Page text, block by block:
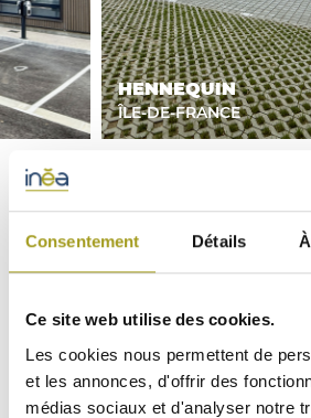
Consentement Détails
Ce site web utilise des cookies.
Les cookies nous permettent de
et les annonces, d'offrir des
médias sociaux et d'analyser notre
HENNEQUIN
ÎLE-DE-FRANCE